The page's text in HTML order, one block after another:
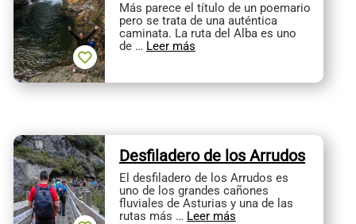
Más parece el título de un poemario
pero se trata de una auténtica
caminata. La ruta del Alba es uno
de … Leer más
Desfiladero de los Arrudos
El desfiladero de los Arrudos es
uno de los grandes cañones
fluviales de Asturias y una de las
rutas más … Leer más